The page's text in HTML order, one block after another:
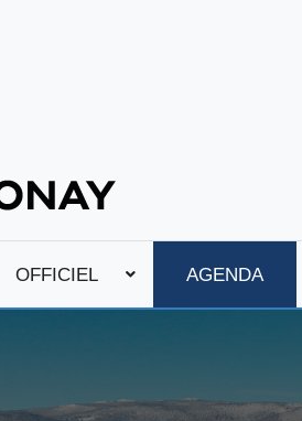
OFFICIEL AGENDA